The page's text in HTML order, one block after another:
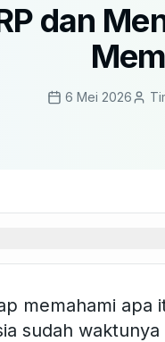
dan
6 Mei 2026
memahami apa
sudah